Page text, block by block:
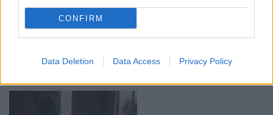
CONFIRM
Data Deletion Data Access Privacy Policy
O αντιδήμαρχος Λαγκαδά, Γιώργος
Προκοπίδης έχασε την μάχη με τον κορωνοϊό
Ο δήμαρχος, Ιωάννης Ταχματζίδης, εξέφρασε τα
θερμά συλλυπητήρια